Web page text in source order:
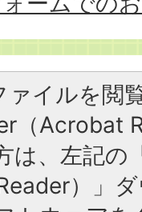
ァイルを閲
（Acrobat
は、左記の
）」